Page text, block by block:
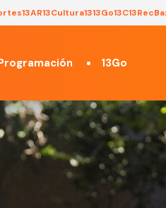
AR13Cultura1313Go13C13Rec
13Go